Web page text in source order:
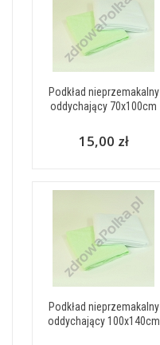
Podkład nieprzemakalny
oddychający 70x100cm
15,00 zł
Podkład nieprzemakalny
oddychający 100x140cm